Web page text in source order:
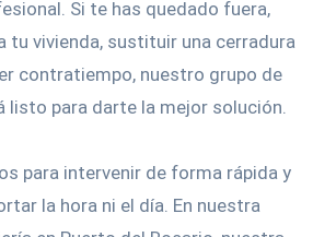
Si te has quedado fuera,
tu vivienda, sustituir una cerradura
contratiempo, nuestro grupo de
listo para darte la mejor solución.
para intervenir de forma rápida y
la hora ni el día. En nuestra